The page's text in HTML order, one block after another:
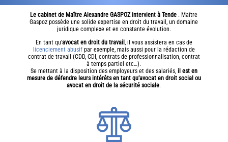
Le cabinet de Maître Alexandre GASPOZ intervient à Tende . Maître
Gaspoz possède une solide expertise en droit du travail, un domaine
juridique complexe et en constante évolution.
En tant qu’avocat en droit du travail , il vous assistera en cas de
licenciement abusifpar exemple, mais aussi pour la rédaction de
contrat de travail (CDD, CDI, contrats de professionnalisation, contrat
à temps partiel etc…).
Se mettant à la disposition des employeurs et des salariés, il est en
mesure de défendre leurs intérêts en tant qu’avocat en droit social ou
avocat en droit de la sécurité sociale.